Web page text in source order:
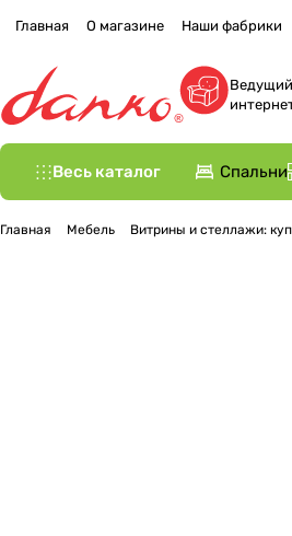
Главная О магазине Наши фабрики
Весь каталог Спальни
Главная Мебель Витрины и стеллажи: